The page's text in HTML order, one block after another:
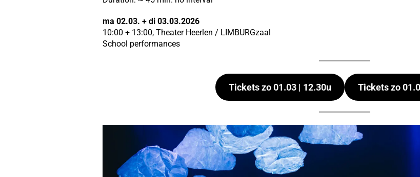
ma 02.03. + di 03.03.2026
10:00 + 13:00, Theater Heerlen / LIMBURGzaal
School performances
Tickets zo 01.03 | 12.30u Tickets zo